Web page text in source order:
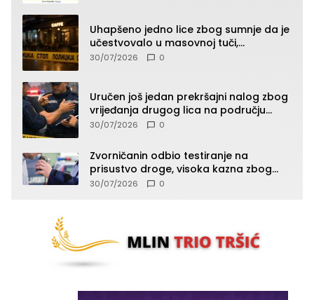
Uhapšeno jedno lice zbog sumnje da je
učestvovalo u masovnoj tuči,
maloljetnik zadobio povrede
30/07/2026 0
Uručen još jedan prekršajni nalog zbog
vrijeđanja drugog lica na području
Zvornika
30/07/2026 0
Zvorničanin odbio testiranje na
prisustvo droge, visoka kazna zbog
kršenja Zakona o osnovama
30/07/2026 0